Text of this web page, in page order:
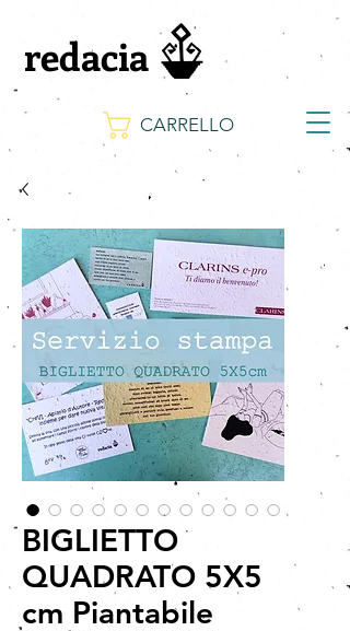
CARRELLO
redacia
BIGLIETTO
QUADRATO 5X5
cm Piantabile